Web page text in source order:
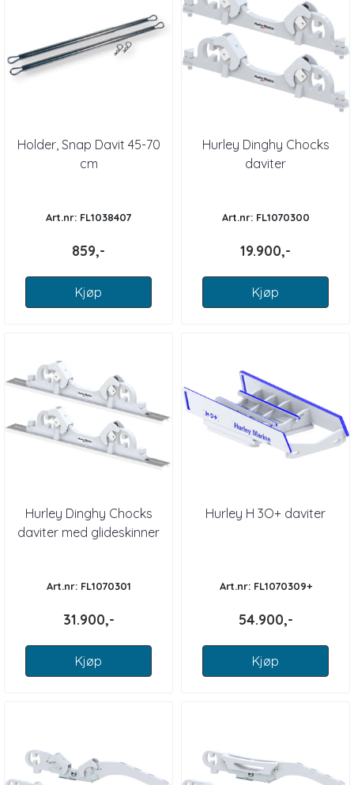
Holder, Snap Davit 45-70
cm
Art.nr: FL1038407
859,-
Kjøp
Hurley Dinghy Chocks
daviter
Art.nr: FL1070300
19.900,-
Kjøp
Hurley Dinghy Chocks
daviter med glideskinner
Art.nr: FL1070301
31.900,-
Kjøp
Hurley H 3O+ daviter
Art.nr: FL1070309+
54.900,-
Kjøp